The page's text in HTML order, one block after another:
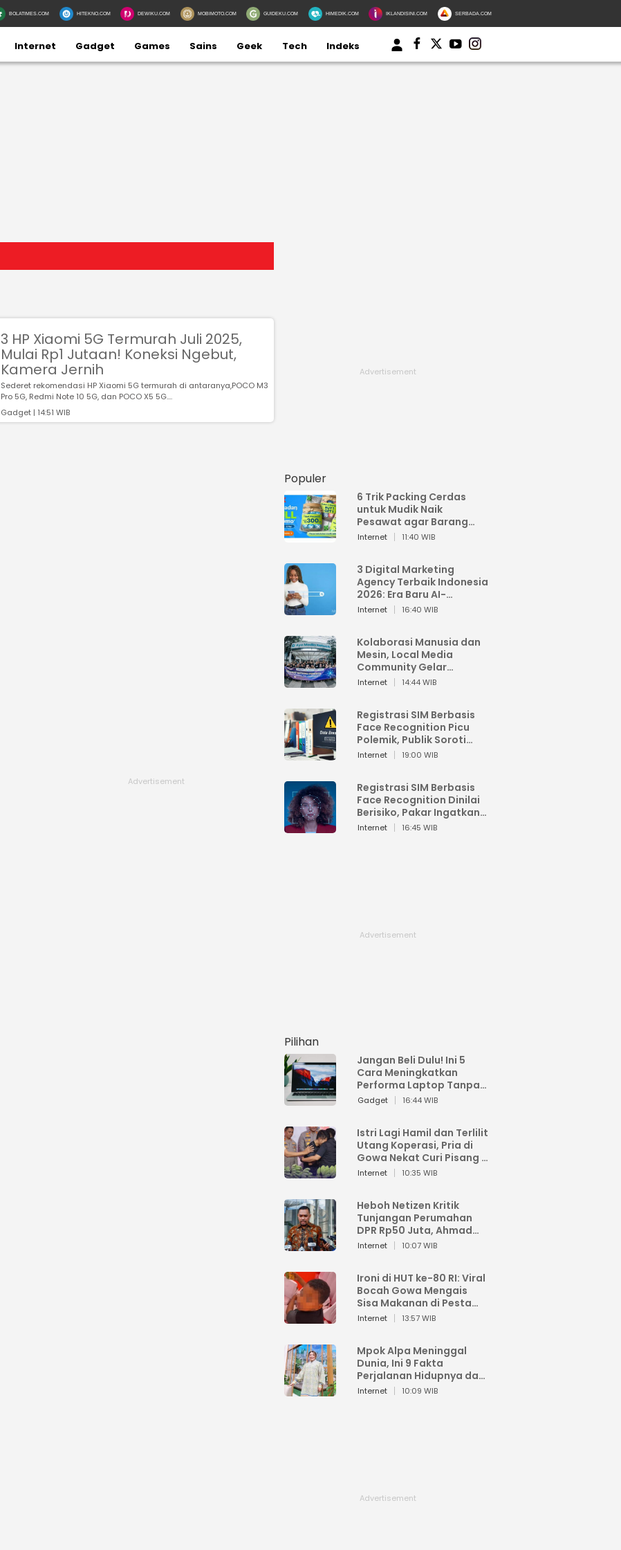
BOLATIMES.COM HITEKNO.COM DEWIKU.COM MOBIMOTO.COM GUIDEKU.COM HIMEDIK.COM IKLANDISINI.COM SERBADA.COM
Internet Gadget Games Sains Geek Tech Indeks
3 HP Xiaomi 5G Termurah Juli 2025,
Mulai Rp1 Jutaan! Koneksi Ngebut,
Kamera Jernih
Sederet rekomendasi HP Xiaomi 5G termurah di antaranya,POCO M3
Pro 5G, Redmi Note 10 5G, dan POCO X5 5G....
Gadget | 14:51 WIB
Populer
6 Trik Packing Cerdas
untuk Mudik Naik
Pesawat agar Barang
Tidak Over Bagasi
Internet 11:40 WIB
3 Digital Marketing
Agency Terbaik Indonesia
2026: Era Baru AI-
Powered Marketing
Internet 16:40 WIB
Kolaborasi Manusia dan
Mesin, Local Media
Community Gelar
Workshop Google AI
Internet 14:44 WIB
Registrasi SIM Berbasis
Face Recognition Picu
Polemik, Publik Soroti
Risiko Kebocoran Data
Internet 19:00 WIB
Registrasi SIM Berbasis
Face Recognition Dinilai
Berisiko, Pakar Ingatkan
Ancaman Privasi dan
Internet 16:45 WIB
Pilihan
Jangan Beli Dulu! Ini 5
Cara Meningkatkan
Performa Laptop Tanpa
Harus Beli Baru
Gadget 16:44 WIB
Istri Lagi Hamil dan Terlilit
Utang Koperasi, Pria di
Gowa Nekat Curi Pisang 4
Tandan Milik Tetangga,
Internet 10:35 WIB
Heboh Netizen Kritik
Tunjangan Perumahan
DPR Rp50 Juta, Ahmad
Sahroni: Enggak Senang
Internet 10:07 WIB
Ironi di HUT ke-80 RI: Viral
Bocah Gowa Mengais
Sisa Makanan di Pesta
Kemerdekaan
Internet 13:57 WIB
Mpok Alpa Meninggal
Dunia, Ini 9 Fakta
Perjalanan Hidupnya dari
Viral hingga Puncak
Internet 10:09 WIB